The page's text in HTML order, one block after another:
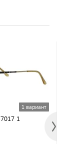
1 вариант
1